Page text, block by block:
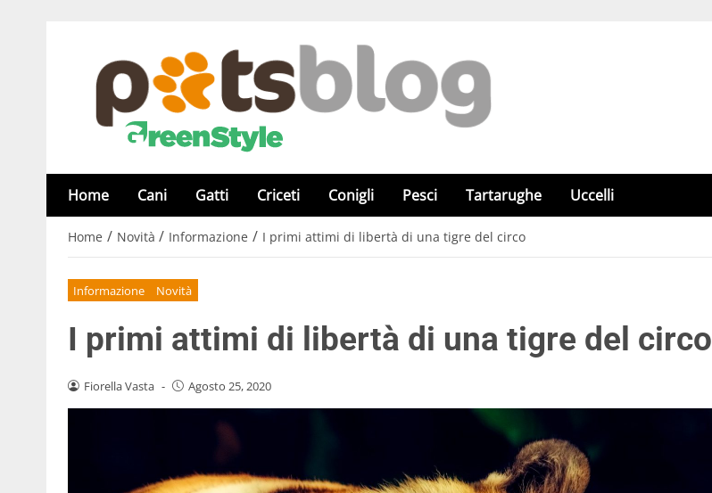
Home Cani Gatti Criceti Conigli Pesci Tartarughe Uccelli
Home / Novità / Informazione / I primi attimi di libertà di una tigre del circo
Informazione Novità
I primi attimi di libertà di una tigre del circo
Fiorella Vasta - Agosto 25, 2020